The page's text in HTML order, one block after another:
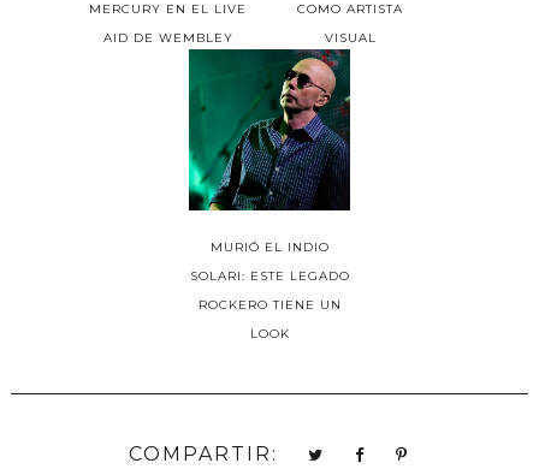
MERCURY EN EL LIVE
AID DE WEMBLEY
COMO ARTISTA
VISUAL
MURIÓ EL INDIO
SOLARI: ESTE LEGADO
ROCKERO TIENE UN
LOOK
COMPARTIR: